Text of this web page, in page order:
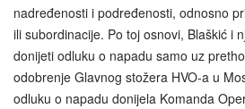
nadređenosti i podređenosti, odnosno
ili subordinacije. Po toj osnovi, Blaškić i
donijeti odluku o napadu samo uz
odobrenje Glavnog stožera HVO-a u
odluku o napadu donijela Komanda